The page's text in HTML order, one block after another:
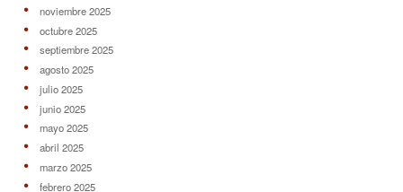
noviembre 2025
octubre 2025
septiembre 2025
agosto 2025
julio 2025
junio 2025
mayo 2025
abril 2025
marzo 2025
febrero 2025